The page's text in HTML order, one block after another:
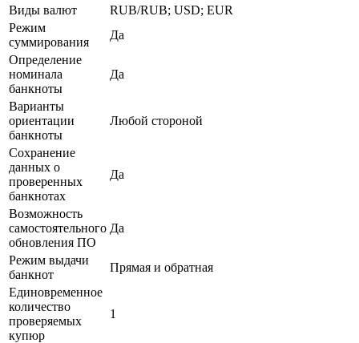
Виды валют
RUB/RUB; USD; EUR
Режим
суммирования
Да
Определение
номинала
банкноты
Да
Варианты
ориентации
банкноты
Любой стороной
Сохранение
данных о
проверенных
банкнотах
Да
Возможность
самостоятельного
обновления ПО
Да
Режим выдачи
банкнот
Прямая и обратная
Единовременное
количество
проверяемых
купюр
1